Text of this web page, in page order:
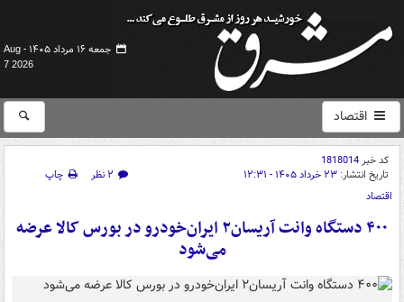
جمعه ۱۶ مرداد ۱۴۰۵ -
Aug
7 2026
اقتصاد
کد خبر1818014
تاریخ انتشار: ۲۳ خرداد ۱۴۰۵ - ۱۲:۳۱ ۲ نظر
چاپ
اقتصاد
۴۰۰ دستگاه وانت آریسان۲ ایران‌خودرو در بورس کالا عرضه
می‌شود